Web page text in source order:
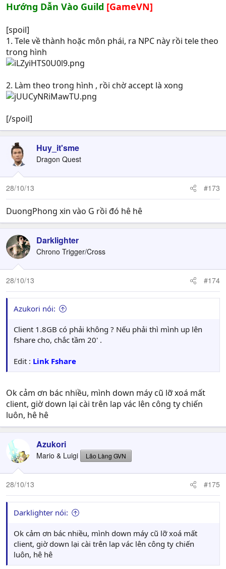
Hướng Dẫn Vào Guild [GameVN]
[spoil]
1. Tele về thành hoặc môn phái, ra NPC này rồi tele theo
trong hình
2. Làm theo trong hình , rồi chờ accept là xong
[/spoil]
Huy_it'sme
Dragon Quest
28/10/13 #173
DuongPhong xin vào G rồi đó hê hê
Darklighter
Chrono Trigger/Cross
28/10/13 #174
Azukori nói:
Client 1.8GB có phải không ? Nếu phải thì mình up lên
fshare cho, chắc tầm 20' .
Edit : Link Fshare
Ok cảm ơn bác nhiều, mình down máy cũ lỡ xoá mất
client, giờ down lại cài trên lap vác lên công ty chiến
luôn, hê hê
Azukori
Mario & Luigi Lão Làng GVN
28/10/13 #175
Darklighter nói:
Ok cảm ơn bác nhiều, mình down máy cũ lỡ xoá mất
client, giờ down lại cài trên lap vác lên công ty chiến
luôn, hê hê